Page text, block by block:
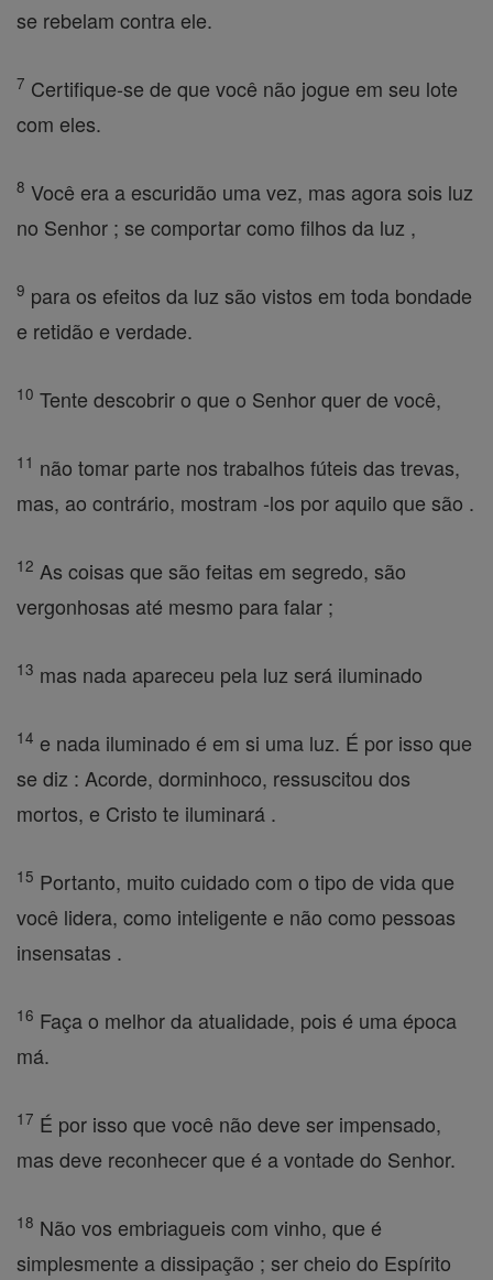
se rebelam contra ele.
7 Certifique-se de que você não jogue em seu lote
com eles.
8 Você era a escuridão uma vez, mas agora sois luz
no Senhor ; se comportar como filhos da luz ,
9 para os efeitos da luz são vistos em toda bondade
e retidão e verdade.
10 Tente descobrir o que o Senhor quer de você,
11 não tomar parte nos trabalhos fúteis das trevas,
mas, ao contrário, mostram -los por aquilo que são .
12 As coisas que são feitas em segredo, são
vergonhosas até mesmo para falar ;
13 mas nada apareceu pela luz será iluminado
14 e nada iluminado é em si uma luz. É por isso que
se diz : Acorde, dorminhoco, ressuscitou dos
mortos, e Cristo te iluminará .
15 Portanto, muito cuidado com o tipo de vida que
você lidera, como inteligente e não como pessoas
insensatas .
16 Faça o melhor da atualidade, pois é uma época
má.
17 É por isso que você não deve ser impensado,
mas deve reconhecer que é a vontade do Senhor.
18 Não vos embriagueis com vinho, que é
simplesmente a dissipação ; ser cheio do Espírito